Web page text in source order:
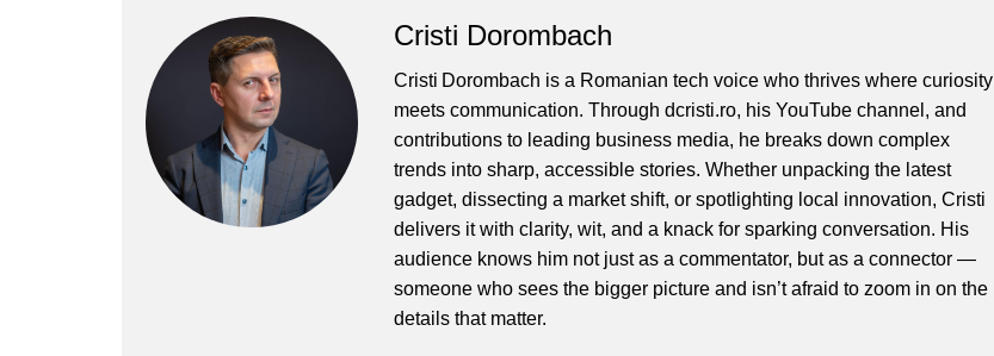
Cristi Dorombach
Cristi Dorombach is a Romanian tech voice who thrives where curiosity
meets communication. Through dcristi.ro, his YouTube channel, and
contributions to leading business media, he breaks down complex
trends into sharp, accessible stories. Whether unpacking the latest
gadget, dissecting a market shift, or spotlighting local innovation, Cristi
delivers it with clarity, wit, and a knack for sparking conversation. His
audience knows him not just as a commentator, but as a connector —
someone who sees the bigger picture and isn’t afraid to zoom in on the
details that matter.